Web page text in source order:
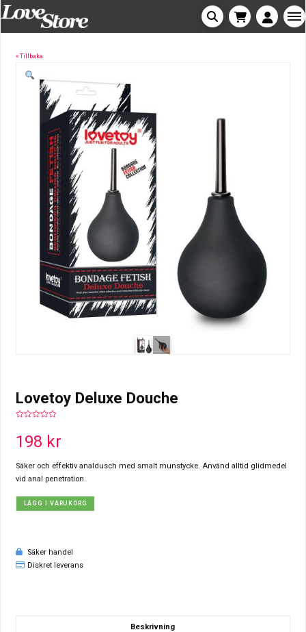
« Tillbaka
Lovetoy Deluxe Douche
of
5
198 kr
Säker och effektiv analdusch med smalt munstycke. Använd alltid glidmedel
vid anal penetration.
LÄGG I VARUKORG
Säker handel
Diskret leverans
Beskrivning